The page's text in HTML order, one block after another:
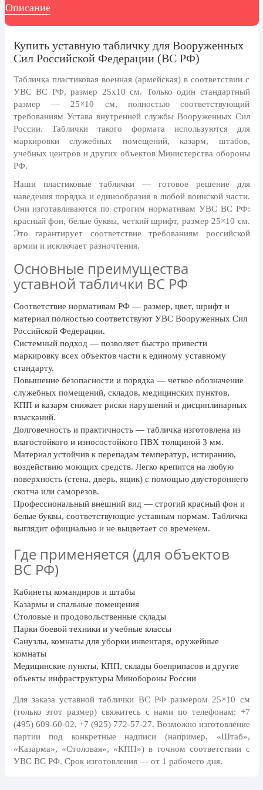
8 марта, Международный женский
день
1 апреля, День смеха
благоустройству
День геолога (первое воскресенье
апреля)
Светлая Пасха
12 апреля, День космонавтики
культурного наследия
1 мая, праздник Весны и Труда
6 мая, День герба и флага города
Москвы
9 мая, День Победы
24 мая, День славянской
письменности и культуры
28 мая, День пограничника
1 июня, День защиты детей
8 июня, День социального работника
12 июня, День России
День медицинского работника
(третье воскресенье июня)
22 июня, День памяти и скорби
Выпускной для школ и ВУЗов
29 июня, День партизан и
подпольщиков
3 июля, День ГАИ (ГИБДД)
8 июля, День Семьи Любви и
Верности
День рыбака (второе воскресенье
День ВМФ (последнее воскресенье
июля)
28 июля, День Крещения Руси
2 августа, День ВДВ
Описание
Купить уставную табличку для Вооруженных
Сил Российской Федерации (ВС РФ)
Табличка пластиковая военная (армейская) в соответствии с
УВС ВС РФ, размер 25х10 см. Только один стандартный
размер — 25×10 см, полностью соответствующий
требованиям Устава внутренней службы Вооруженных Сил
России. Таблички такого формата используются для
маркировки служебных помещений, казарм, штабов,
учебных центров и других объектов Министерства обороны
РФ.
Наши пластиковые таблички — готовое решение для
наведения порядка и единообразия в любой воинской части.
Они изготавливаются по строгим нормативам УВС ВС РФ:
красный фон, белые буквы, четкий шрифт, размер 25×10 см.
Это гарантирует соответствие требованиям российской
армии и исключает разночтения.
Основные преимущества
уставной таблички ВС РФ
Соответствие нормативам РФ— размер, цвет, шрифт и
материал полностью соответствуют УВС Вооруженных Сил
Российской Федерации.
Системный подход — позволяет быстро привести
маркировку всех объектов части к единому уставному
стандарту.
Повышение безопасности и порядка — четкое обозначение
служебных помещений, складов, медицинских пунктов,
КПП и казарм снижает риски нарушений и дисциплинарных
взысканий.
Долговечность и практичность— табличка изготовлена из
влагостойкого и износостойкого ПВХ толщиной 3 мм.
Материал устойчив к перепадам температур, истиранию,
воздействию моющих средств. Легко крепится на любую
поверхность (стена, дверь, ящик) с помощью двустороннего
скотча или саморезов.
Профессиональный внешний вид — строгий красный фон и
белые буквы, соответствующие уставным нормам. Табличка
выглядит официально и не выцветает со временем.
Где применяется (для объектов
ВС РФ)
Кабинеты командиров и штабы
Казармы и спальные помещения
Столовые и продовольственные склады
Парки боевой техники и учебные классы
Санузлы, комнаты для уборки инвентаря, оружейные
комнаты
Медицинские пункты, КПП, склады боеприпасов и другие
объекты инфраструктуры Минобороны России
Для заказа уставной таблички ВС РФ размером 25×10 см
(только этот размер) свяжитесь с нами по телефонам: +7
(495) 609-60-02, +7 (925) 772-57-27. Возможно изготовление
партии под конкретные надписи (например, «Штаб»,
«Казарма», «Столовая», «КПП») в точном соответствии с
УВС ВС РФ. Срок изготовления — от 1 рабочего дня.